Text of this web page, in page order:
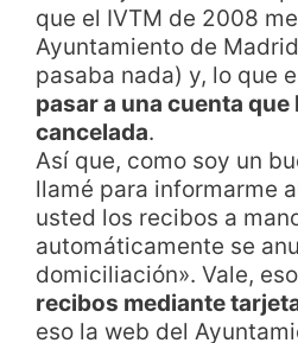
que el IVTM de 2008
Ayuntamiento de
pasaba nada) y, lo que
pasar a una cuenta que
cancelada.
Así que, como soy un
llamé para informarme
usted los recibos a
automáticamente se
domiciliación». Vale,
recibos mediante
eso la web del